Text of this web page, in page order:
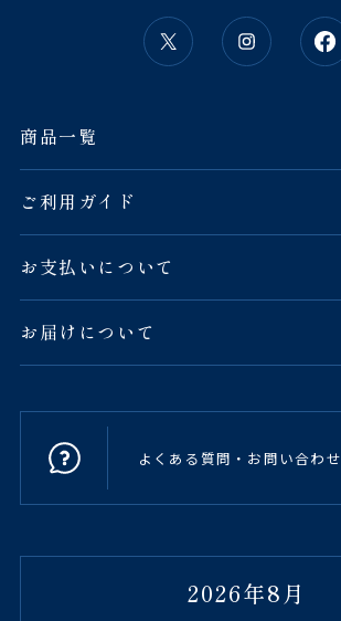
商品一覧
ご利用ガイド
お支払いについて
お届けについて
よくある質問・お問い合わせ
2026年8月